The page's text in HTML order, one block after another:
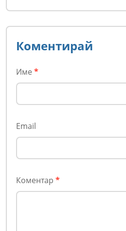
Коментирай
Име *
Email
Коментар *